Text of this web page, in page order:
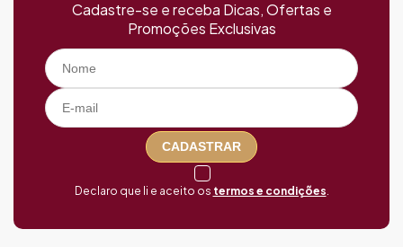
Cadastre-se e receba Dicas, Ofertas e
Promoções Exclusivas
CADASTRAR
Declaro que li e aceito os termos e condições